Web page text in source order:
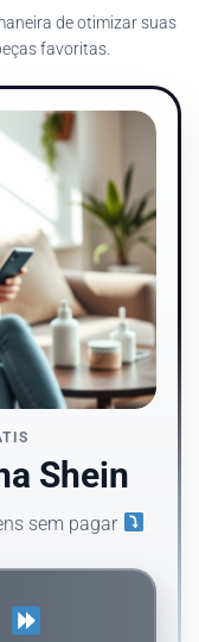
de otimizar suas
favoritas.
Shein
sem pagar